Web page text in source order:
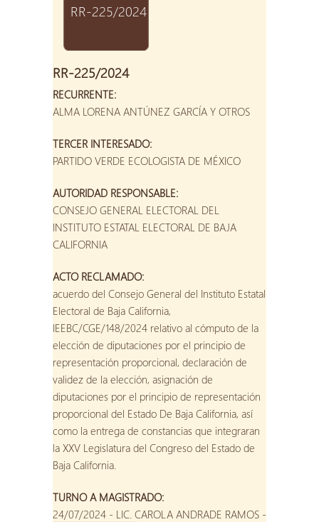
RR-225/2024
RR-225/2024
RECURRENTE:
ALMA LORENA ANTÚNEZ GARCÍA Y OTROS
TERCER INTERESADO:
PARTIDO VERDE ECOLOGISTA DE MÉXICO
AUTORIDAD RESPONSABLE:
CONSEJO GENERAL ELECTORAL DEL
INSTITUTO ESTATAL ELECTORAL DE BAJA
CALIFORNIA
ACTO RECLAMADO:
acuerdo del Consejo General del Instituto Estatal
Electoral de Baja California,
IEEBC/CGE/148/2024 relativo al cómputo de la
elección de diputaciones por el principio de
representación proporcional, declaración de
validez de la elección, asignación de
diputaciones por el principio de representación
proporcional del Estado De Baja California, así
como la entrega de constancias que integraran
la XXV Legislatura del Congreso del Estado de
Baja California.
TURNO A MAGISTRADO:
24/07/2024 - LIC. CAROLA ANDRADE RAMOS -